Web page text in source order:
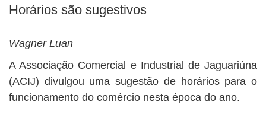
Horários são sugestivos
Wagner Luan
A Associação Comercial e Industrial de Jaguariúna
(ACIJ) divulgou uma sugestão de horários para o
funcionamento do comércio nesta época do ano.